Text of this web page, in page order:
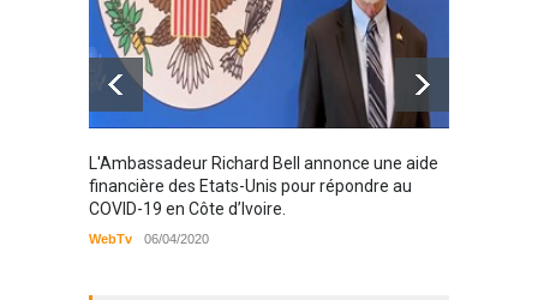
L'Ambassadeur Richard Bell annonce une aide
financière des Etats-Unis pour répondre au
COVID-19 en Côte d’Ivoire.
WebTv 06/04/2020